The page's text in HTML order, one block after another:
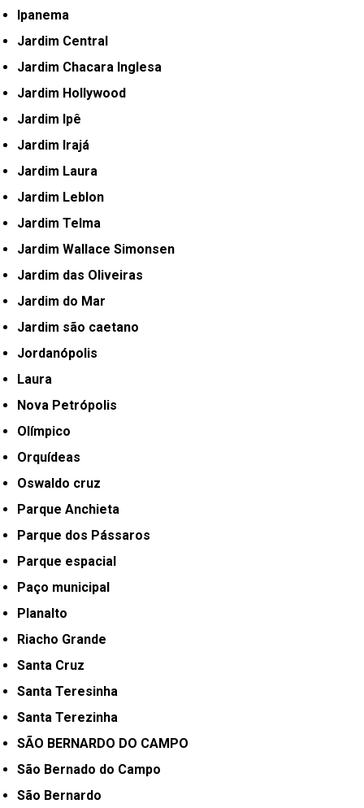
Ipanema
Jardim Central
Jardim Chacara Inglesa
Jardim Hollywood
Jardim Ipê
Jardim Irajá
Jardim Laura
Jardim Leblon
Jardim Telma
Jardim Wallace Simonsen
Jardim das Oliveiras
Jardim do Mar
Jardim são caetano
Jordanópolis
Laura
Nova Petrópolis
Olímpico
Orquídeas
Oswaldo cruz
Parque Anchieta
Parque dos Pássaros
Parque espacial
Paço municipal
Planalto
Riacho Grande
Santa Cruz
Santa Teresinha
Santa Terezinha
SÃO BERNARDO DO CAMPO
São Bernado do Campo
São Bernardo